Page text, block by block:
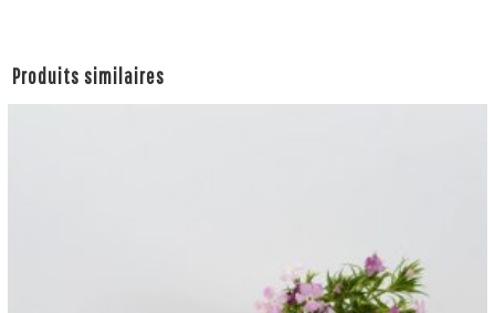
Produits similaires